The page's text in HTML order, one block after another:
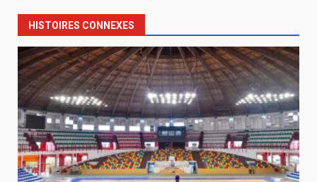
HISTOIRES CONNEXES